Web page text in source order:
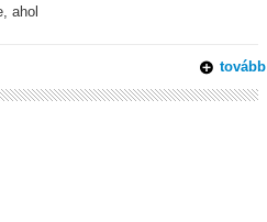
ahol
tovább